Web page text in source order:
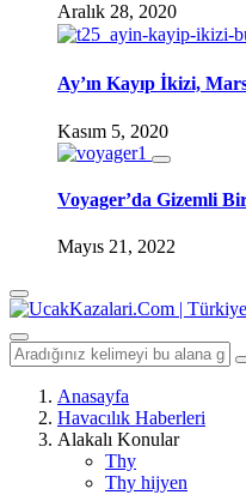
Aralık 28, 2020
Ay’ın Kayıp İkizi,
Kasım 5, 2020
Voyager’da Gizemli
Mayıs 21, 2022
Anasayfa
Havacılık Haberleri
Alakalı Konular
Thy
Thy hijyen